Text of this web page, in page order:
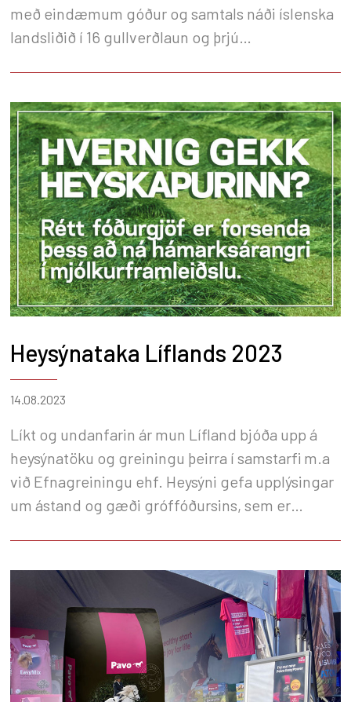
með eindæmum góður og samtals náði íslenska
landsliðið í 16 gullverðlaun og þrjú
Heysýnataka Líflands 2023
14.08.2023
Líkt og undanfarin ár mun Lífland bjóða upp á
heysýnatöku og greiningu þeirra í samstarfi m.a
við Efnagreiningu ehf. Heysýni gefa upplýsingar
um ástand og gæði gróffóðursins, sem er